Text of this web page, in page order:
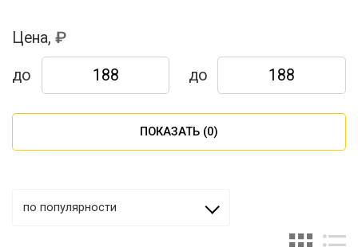
Цена,
до до
ПОКАЗАТЬ (0)
по популярности